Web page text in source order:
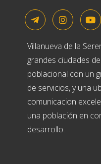
Villanueva de la
grandes ciudades
poblacional con un
de servicios, y una
comunicacion
una población en
desarrollo.